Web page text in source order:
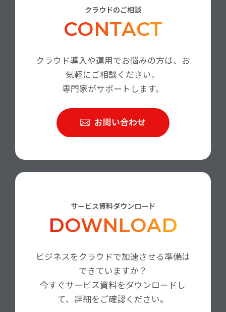
クラウドのご相談
CONTACT
クラウド導入や運用でお悩みの方は、お
気軽にご相談ください。
専門家がサポートします。
お問い合わせ
サービス資料ダウンロード
DOWNLOAD
ビジネスをクラウドで加速させる準備は
できていますか？
今すぐサービス資料をダウンロードし
て、詳細をご確認ください。